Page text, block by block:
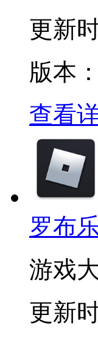
更新
版本
查看
罗布
游戏
更新